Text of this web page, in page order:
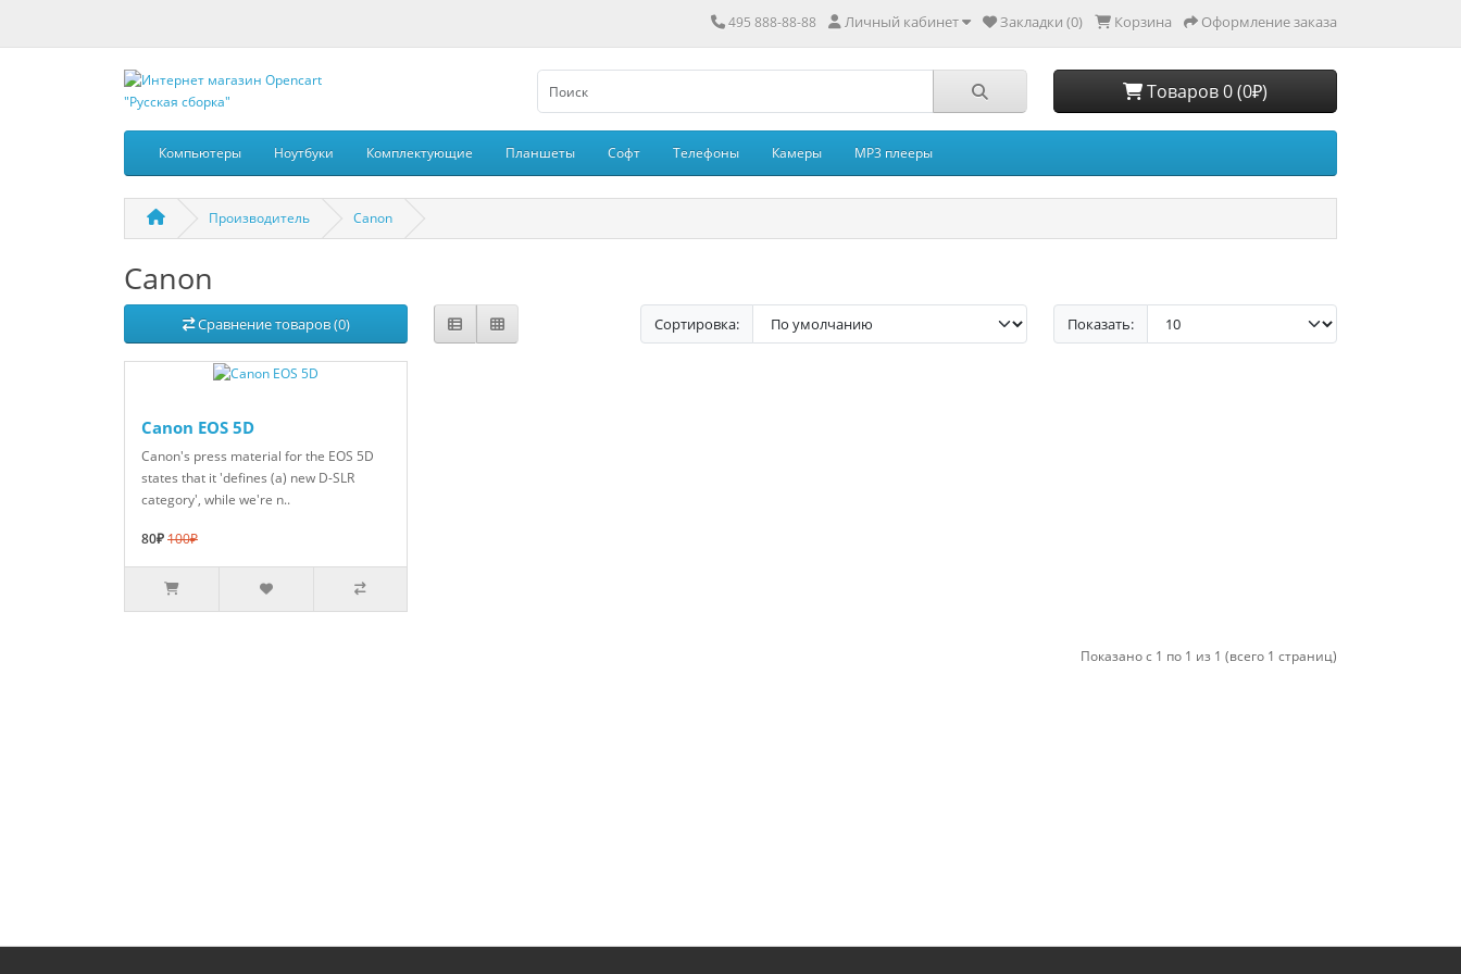
495 888-88-88 Личный кабинет Закладки (0) Корзина Оформление заказа
Товаров 0 (0₽)
Компьютеры Ноутбуки Комплектующие Планшеты Софт Телефоны Камеры MP3 плееры
Производитель Canon
Canon
Сравнение товаров (0) Сортировка: Показать:
Canon EOS 5D
Canon's press material for the EOS 5D
states that it 'defines (a) new D-SLR
category', while we're n..
80₽100₽
Показано с 1 по 1 из 1 (всего 1 страниц)